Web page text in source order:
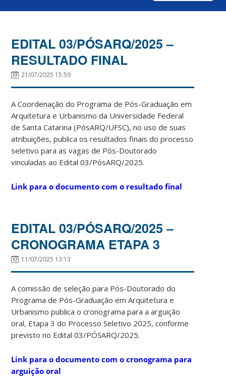
EDITAL 03/PÓSARQ/2025 –
RESULTADO FINAL
21/07/2025 15:59
A Coordenação do Programa de Pós-Graduação em
Arquitetura e Urbanismo da Universidade Federal
de Santa Catarina (PósARQ/UFSC), no uso de suas
atribuições, publica os resultados finais do processo
seletivo para as vagas de Pós-Doutorado
vinculadas ao Edital 03/PósARQ/2025.
Link para o documento com o resultado final
EDITAL 03/PÓSARQ/2025 –
CRONOGRAMA ETAPA 3
11/07/2025 13:13
A comissão de seleção para Pós-Doutorado do
Programa de Pós-Graduação em Arquitetura e
Urbanismo publica o cronograma para a arguição
oral, Etapa 3 do Processo Seletivo 2025, conforme
previsto no Edital 03/PÓSARQ/2025.
Link para o documento com o cronograma para
arguição oral